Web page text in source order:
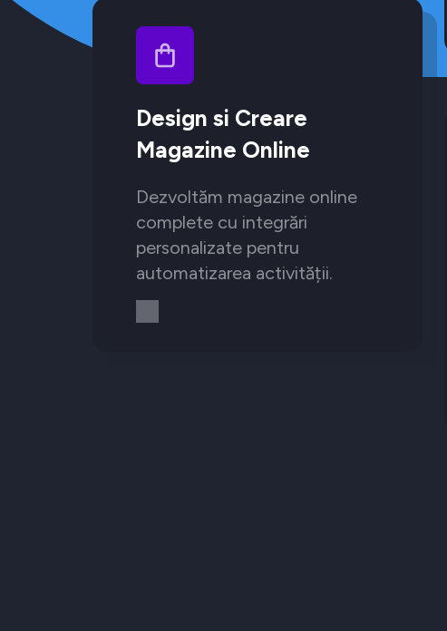
Design si Creare
Magazine Online
Dezvoltăm magazine online
complete cu integrări
personalizate pentru
automatizarea activității.